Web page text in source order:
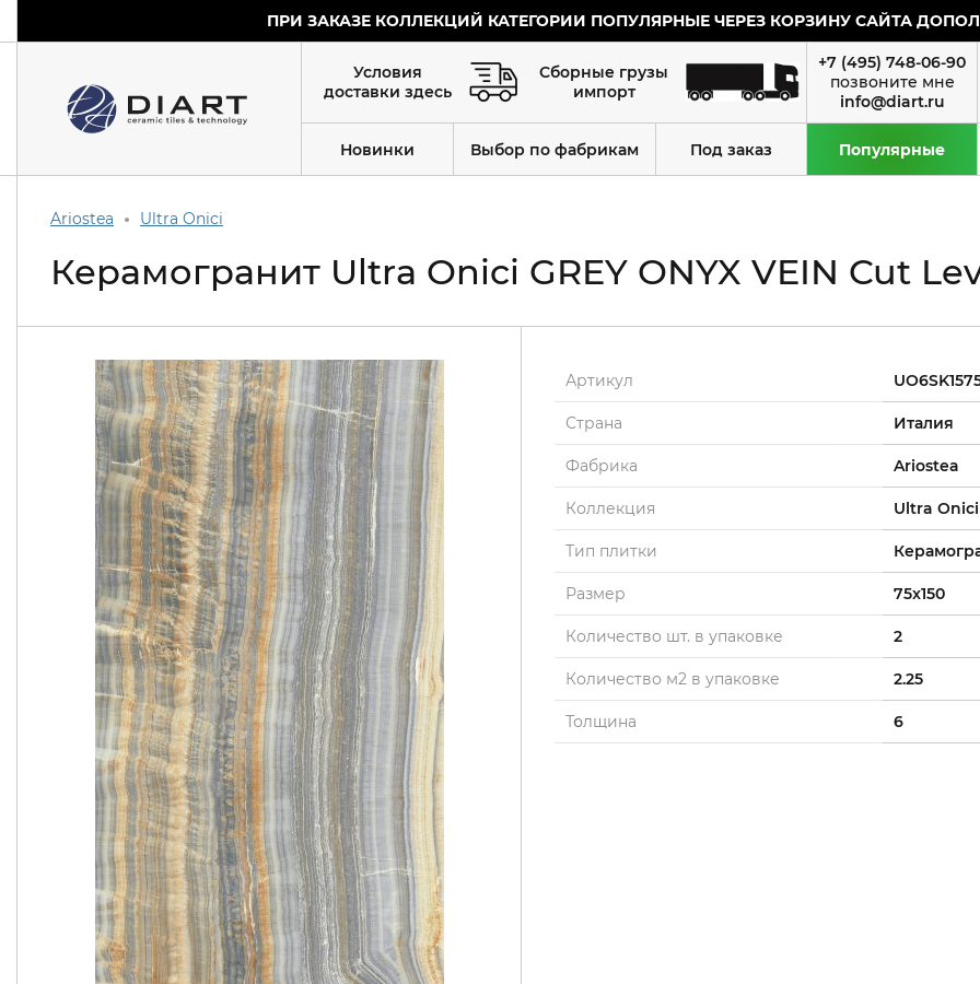
ПРИ ЗАКАЗЕ КОЛЛЕКЦИЙ КАТЕГОРИИ ПОПУЛЯРНЫЕ ЧЕРЕЗ КОРЗИНУ САЙТА
Условия
доставки здесь
Сборные грузы
импорт
+7 (495) 748-06-90
info@diart.ru
Новинки Выбор по фабрикам Под заказ Популярные
Ariostea Ultra Onici
Керамогранит Ultra Onici GREY ONYX VEIN Cut
Артикул
Страна Италия
Фабрика Ariostea
Коллекция Ultra Onici
Тип плитки
Размер 75x150
Количество шт. в упаковке 2
Количество м2 в упаковке 2.25
Толщина 6